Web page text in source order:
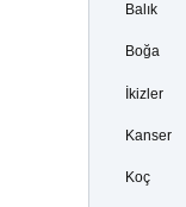
Balık
Boğa
İkizler
Kanser
Koç